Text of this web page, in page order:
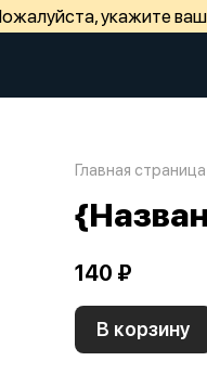
укажите
Главная страница
140 ₽
В корзину